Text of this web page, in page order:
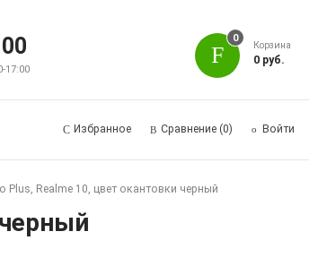
17:00
0
Корзина
0 руб.
Избранное Сравнение (0) Войти
Plus, Realme 10, цвет окантовки черный